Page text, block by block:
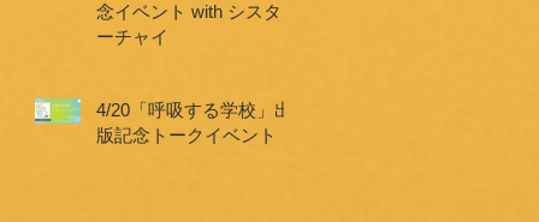
念イベント with シスタ
ーチャイ
4/20「呼吸する学校」出
版記念トークイベント